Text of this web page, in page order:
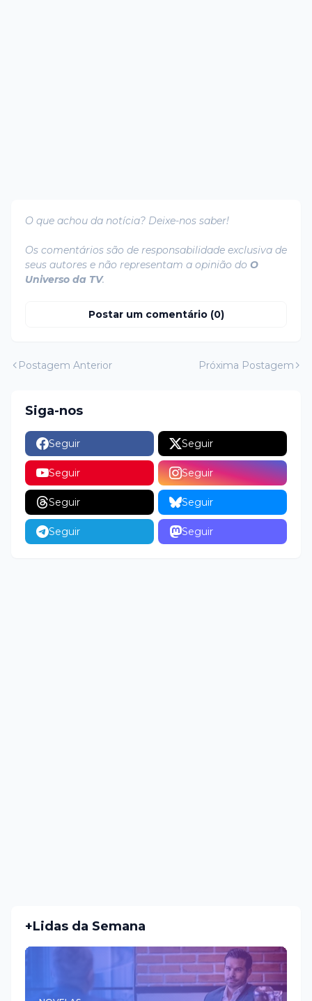
O que achou da notícia? Deixe-nos saber!
Os comentários são de responsabilidade exclusiva de
seus autores e não representam a opinião do O
Universo da TV.
Postar um comentário (0)
Postagem Anterior Próxima Postagem
Siga-nos
Seguir Seguir
Seguir Seguir
Seguir Seguir
Seguir Seguir
+Lidas da Semana